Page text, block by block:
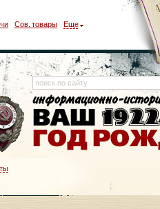
Сов. товары Еще